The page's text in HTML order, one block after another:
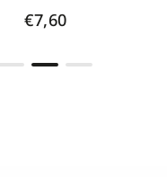
€7,60